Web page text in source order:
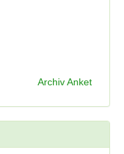
Archiv Anket